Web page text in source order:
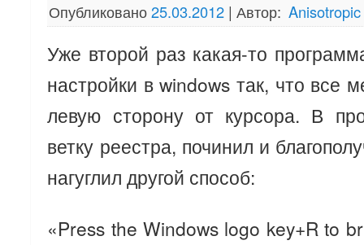
Опубликовано 25.03.2012 |Автор: Anisotropic
Уже второй раз какая-то
настройки в windows так, что все
левую сторону от курсора. В
ветку реестра, починил и
нагуглил другой способ:
«Press the Windows logo key+R to